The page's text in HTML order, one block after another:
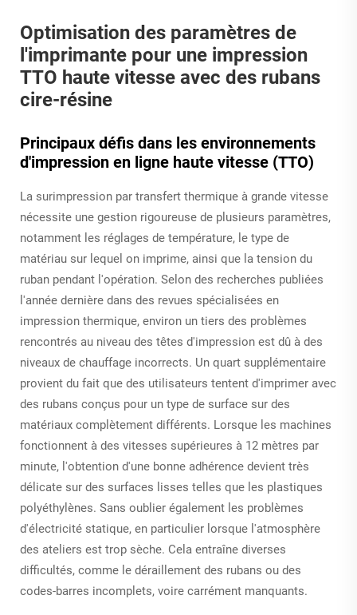
Optimisation des paramètres de
l'imprimante pour une impression
TTO haute vitesse avec des rubans
cire-résine
Principaux défis dans les environnements
d'impression en ligne haute vitesse (TTO)
La surimpression par transfert thermique à grande vitesse
nécessite une gestion rigoureuse de plusieurs paramètres,
notamment les réglages de température, le type de
matériau sur lequel on imprime, ainsi que la tension du
ruban pendant l'opération. Selon des recherches publiées
l'année dernière dans des revues spécialisées en
impression thermique, environ un tiers des problèmes
rencontrés au niveau des têtes d'impression est dû à des
niveaux de chauffage incorrects. Un quart supplémentaire
provient du fait que des utilisateurs tentent d'imprimer avec
des rubans conçus pour un type de surface sur des
matériaux complètement différents. Lorsque les machines
fonctionnent à des vitesses supérieures à 12 mètres par
minute, l'obtention d'une bonne adhérence devient très
délicate sur des surfaces lisses telles que les plastiques
polyéthylènes. Sans oublier également les problèmes
d'électricité statique, en particulier lorsque l'atmosphère
des ateliers est trop sèche. Cela entraîne diverses
difficultés, comme le déraillement des rubans ou des
codes-barres incomplets, voire carrément manquants.